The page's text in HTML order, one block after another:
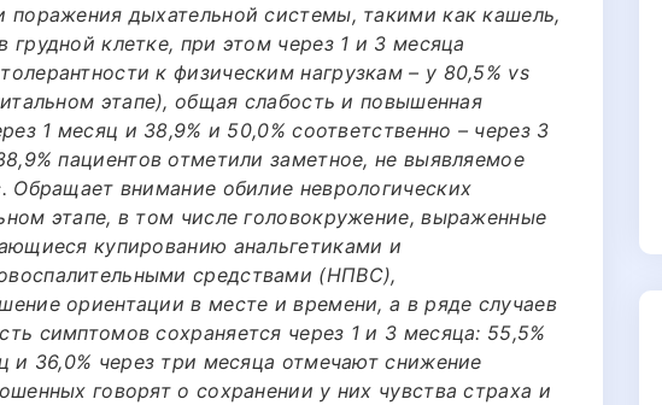
поражения дыхательной системы, такими как кашель,
клетке, при этом через 1 и 3 месяца
к физическим нагрузкам – у 80,5% vs
этапе), общая слабость и повышенная
1 месяц и 38,9% и 50,0% соответственно – через 3
пациентов отметили заметное, не выявляемое
Обращает внимание обилие неврологических
этапе, в том числе головокружение, выраженные
купированию анальгетиками и
средствами (НПВС),
ориентации в месте и времени, а в ряде случаев
симптомов сохраняется через 1 и 3 месяца: 55,5%
и 36,0% через три месяца отмечают снижение
говорят о сохранении у них чувства страха и